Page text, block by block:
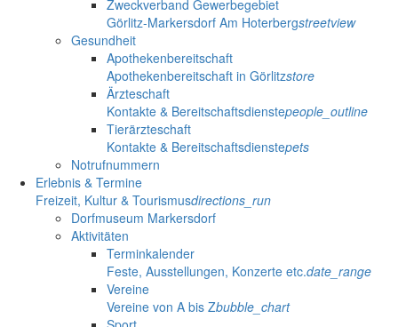
Zweckverband Gewerbegebiet
Görlitz-Markersdorf Am Hoterbergstreetview
Gesundheit
Apothekenbereitschaft
Apothekenbereitschaft in Görlitzstore
Ärzteschaft
Kontakte & Bereitschaftsdienstepeople_outline
Tierärzteschaft
Kontakte & Bereitschaftsdienstepets
Notrufnummern
Erlebnis & Termine
Freizeit, Kultur & Tourismusdirections_run
Dorfmuseum Markersdorf
Aktivitäten
Terminkalender
Feste, Ausstellungen, Konzerte etc.date_range
Vereine
Vereine von A bis Zbubble_chart